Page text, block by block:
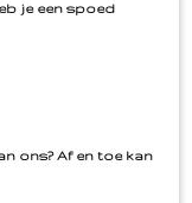
je een spoed
ons? Af en toe kan